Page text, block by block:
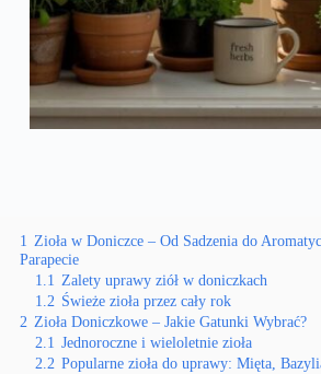
1 Zioła w Doniczce – Od Sadzenia do
Parapecie
1.1 Zalety uprawy ziół w doniczkach
1.2 Świeże zioła przez cały rok
2 Zioła Doniczkowe – Jakie Gatunki Wybrać?
2.1 Jednoroczne i wieloletnie zioła
2.2 Popularne zioła do uprawy: Mięta,